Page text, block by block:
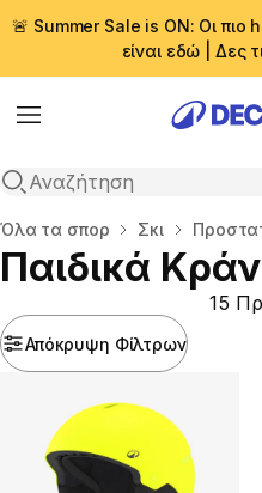
🚨 Summer Sale is ON: Οι πιο
είναι εδώ | Δες
Menu
Αναζήτηση
Αρχική σελίδα
Όλα τα σπορ Σκι
Παιδικά
Απόκρυψη Φίλτρων
15